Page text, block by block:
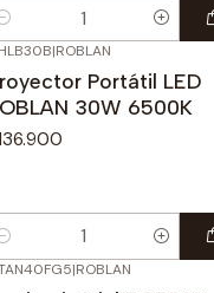
|ROBLAN
Portátil LED
30W 6500K
|ROBLAN